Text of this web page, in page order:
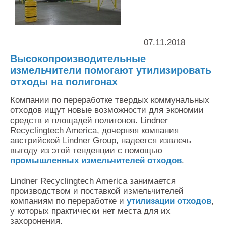
Контакты
Оставить заявку
07.11.2018
Высокопроизводительные
измельчители помогают утилизировать
отходы на полигонах
Компании по переработке твердых коммунальных
отходов ищут новые возможности для экономии
средств и площадей полигонов. Lindner
Recyclingtech America, дочерняя компания
австрийской Lindner Group, надеется извлечь
выгоду из этой тенденции с помощью
промышленных измельчителей отходов.
Lindner Recyclingtech America занимается
производством и поставкой измельчителей
компаниям по переработке и утилизации отходов,
у которых практически нет места для их
захоронения.